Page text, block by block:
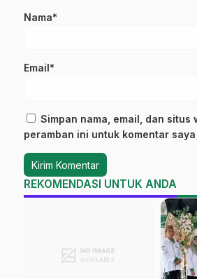
Nama*
Email*
Simpan nama, email, dan situs
peramban ini untuk komentar
REKOMENDASI UNTUK ANDA